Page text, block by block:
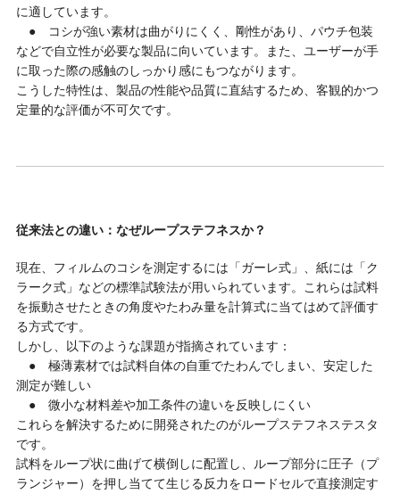
に適しています。
● コシが強い素材は曲がりにくく、剛性があり、パウチ包装
などで自立性が必要な製品に向いています。また、ユーザーが手
に取った際の感触のしっかり感にもつながります。
こうした特性は、製品の性能や品質に直結するため、客観的かつ
定量的な評価が不可欠です。
従来法との違い：なぜループステフネスか？
現在、フィルムのコシを測定するには「ガーレ式」、紙には「ク
ラーク式」などの標準試験法が用いられています。これらは試料
を振動させたときの角度やたわみ量を計算式に当てはめて評価す
る方式です。
しかし、以下のような課題が指摘されています：
● 極薄素材では試料自体の自重でたわんでしまい、安定した
測定が難しい
● 微小な材料差や加工条件の違いを反映しにくい
これらを解決するために開発されたのがループステフネステスタ
です。
試料をループ状に曲げて横倒しに配置し、ループ部分に圧子（プ
ランジャー）を押し当てて生じる反力をロードセルで直接測定す